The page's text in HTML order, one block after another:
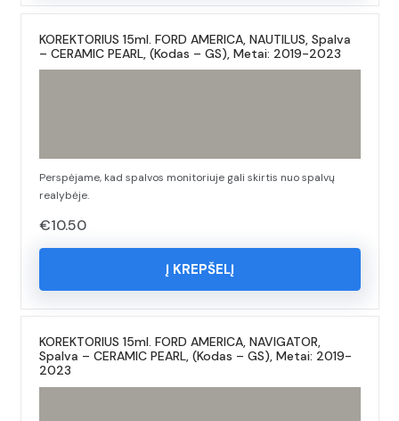
KOREKTORIUS 15ml. FORD AMERICA, NAUTILUS, Spalva
– CERAMIC PEARL, (Kodas – GS), Metai: 2019-2023
Perspėjame, kad spalvos monitoriuje gali skirtis nuo spalvų
realybėje.
€10.50
Į KREPŠELĮ
KOREKTORIUS 15ml. FORD AMERICA, NAVIGATOR,
Spalva – CERAMIC PEARL, (Kodas – GS), Metai: 2019-
2023